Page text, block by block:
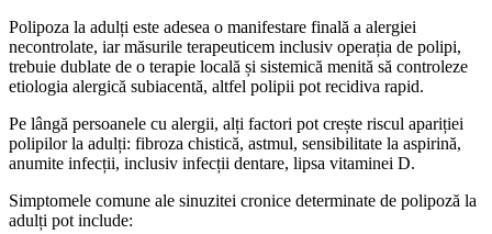
Polipoza la adulți este adesea o manifestare finală a alergiei
necontrolate, iar măsurile terapeuticem inclusiv operația de polipi,
trebuie dublate de o terapie locală și sistemică menită să controleze
etiologia alergică subiacentă, altfel polipii pot recidiva rapid.
Pe lângă persoanele cu alergii, alți factori pot crește riscul apariției
polipilor la adulți: fibroza chistică, astmul, sensibilitate la aspirină,
anumite infecții, inclusiv infecții dentare, lipsa vitaminei D.
Simptomele comune ale sinuzitei cronice determinate de polipoză la
adulți pot include: